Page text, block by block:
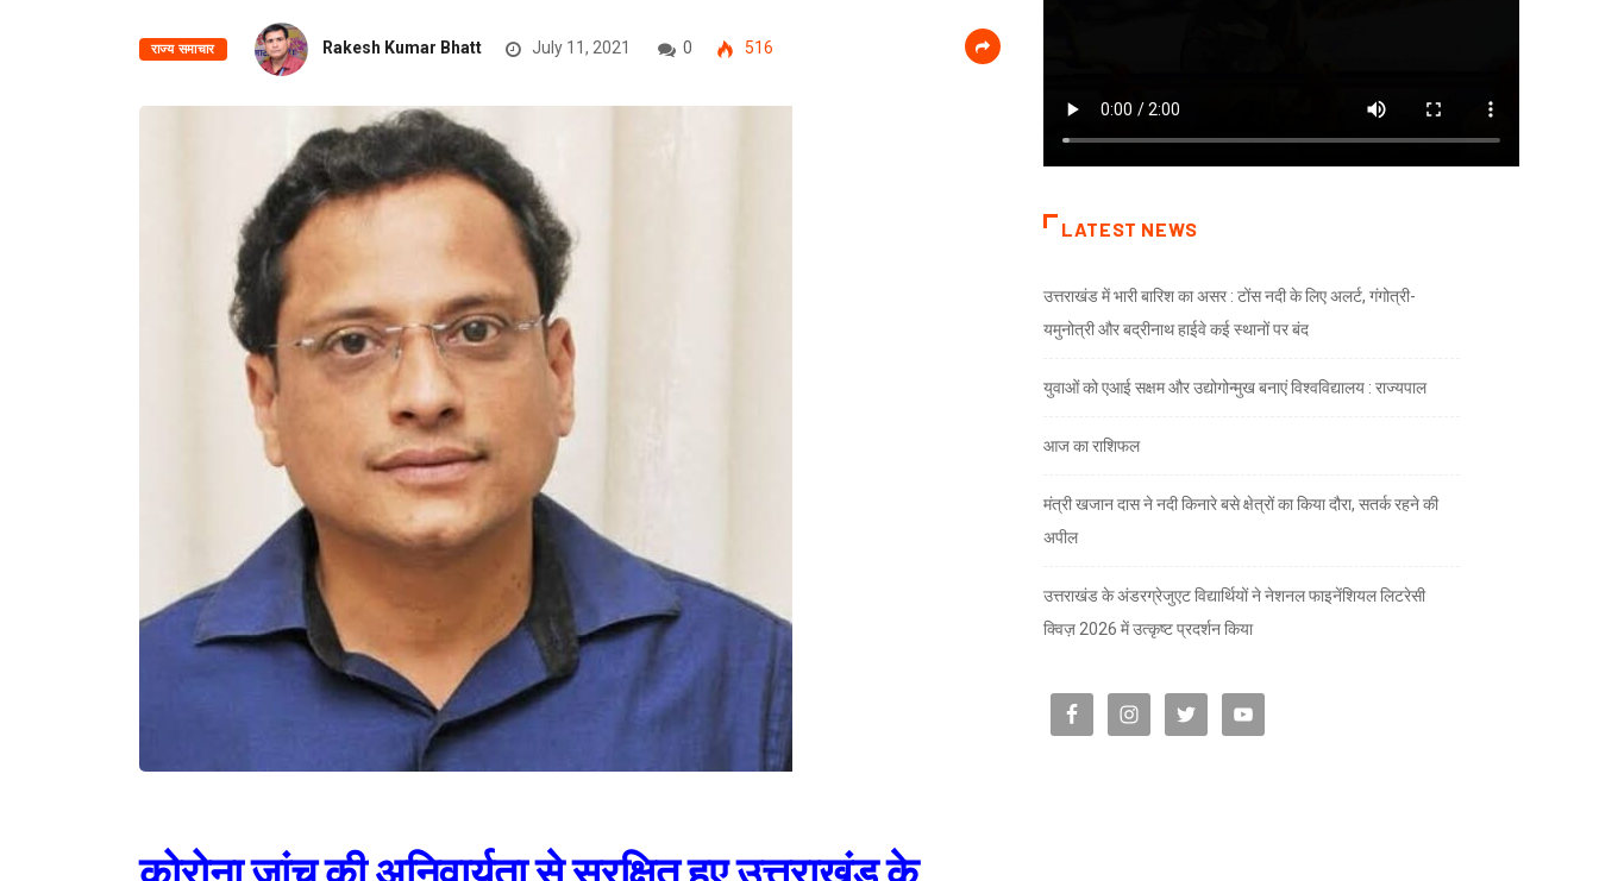
राज्य समाचार Rakesh Kumar Bhatt July 11, 2021 0 516
कोरोना जांच की अनिवार्यता से सुरक्षित हुए उत्तराखंड के
LATEST NEWS
उत्तराखंड में भारी बारिश का असर : टोंस नदी के लिए अलर्ट, गंगोत्री-
यमुनोत्री और बद्रीनाथ हाईवे कई स्थानों पर बंद
युवाओं को एआई सक्षम और उद्योगोन्मुख बनाएं विश्वविद्यालय : राज्यपाल
आज का राशिफल
मंत्री खजान दास ने नदी किनारे बसे क्षेत्रों का किया दौरा, सतर्क रहने की
अपील
उत्तराखंड के अंडरग्रेजुएट विद्यार्थियों ने नेशनल फाइनेंशियल लिटरेसी
क्विज़ 2026 में उत्कृष्ट प्रदर्शन किया